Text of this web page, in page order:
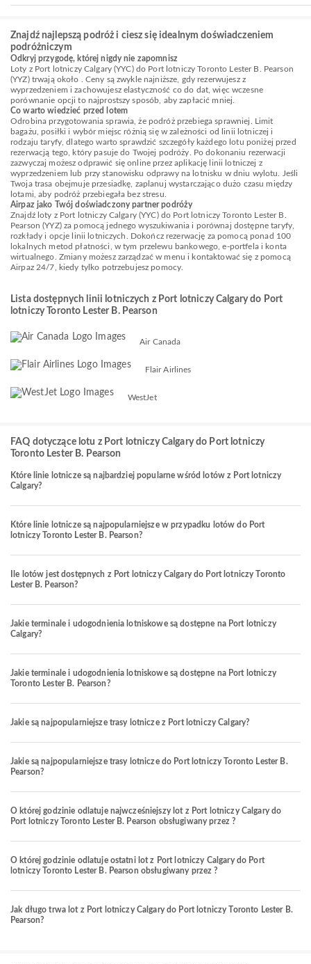
Znajdź najlepszą podróż i ciesz się idealnym doświadczeniem
podróżniczym
Odkryj przygodę, której nigdy nie zapomnisz
Loty z Port lotniczy Calgary (YYC) do Port lotniczy Toronto Lester B. Pearson
(YYZ) trwają około . Ceny są zwykle najniższe, gdy rezerwujesz z
wyprzedzeniem i zachowujesz elastyczność co do dat, więc wczesne
porównanie opcji to najprostszy sposób, aby zapłacić mniej.
Co warto wiedzieć przed lotem
Odrobina przygotowania sprawia, że podróż przebiega sprawniej. Limit
bagażu, posiłki i wybór miejsc różnią się w zależności od linii lotniczej i
rodzaju taryfy, dlatego warto sprawdzić szczegóły każdego lotu poniżej przed
rezerwacją tego, który pasuje do Twojej podróży. Po dokonaniu rezerwacji
zazwyczaj możesz odprawić się online przez aplikację linii lotniczej z
wyprzedzeniem lub przy stanowisku odprawy na lotnisku w dniu wylotu. Jeśli
Twoja trasa obejmuje przesiadkę, zaplanuj wystarczająco dużo czasu między
lotami, aby podróż przebiegała bez stresu.
Airpaz jako Twój doświadczony partner podróży
Znajdź loty z Port lotniczy Calgary (YYC) do Port lotniczy Toronto Lester B.
Pearson (YYZ) za pomocą jednego wyszukiwania i porównaj dostępne taryfy,
rozkłady i opcje linii lotniczych. Dokończ rezerwację za pomocą ponad 100
lokalnych metod płatności, w tym przelewu bankowego, e-portfela i konta
wirtualnego. Zmiany możesz zarządzać w menu i kontaktować się z pomocą
Airpaz 24/7, kiedy tylko potrzebujesz pomocy.
Lista dostępnych linii lotniczych z Port lotniczy Calgary do Port
lotniczy Toronto Lester B. Pearson
Air Canada
Flair Airlines
WestJet
FAQ dotyczące lotu z Port lotniczy Calgary do Port lotniczy
Toronto Lester B. Pearson
Które linie lotnicze są najbardziej popularne wśród lotów z Port lotniczy
Calgary?
Które linie lotnicze są najpopularniejsze w przypadku lotów do Port
lotniczy Toronto Lester B. Pearson?
Ile lotów jest dostępnych z Port lotniczy Calgary do Port lotniczy Toronto
Lester B. Pearson?
Jakie terminale i udogodnienia lotniskowe są dostępne na Port lotniczy
Calgary?
Jakie terminale i udogodnienia lotniskowe są dostępne na Port lotniczy
Toronto Lester B. Pearson?
Jakie są najpopularniejsze trasy lotnicze z Port lotniczy Calgary?
Jakie są najpopularniejsze trasy lotnicze do Port lotniczy Toronto Lester B.
Pearson?
O której godzinie odlatuje najwcześniejszy lot z Port lotniczy Calgary do
Port lotniczy Toronto Lester B. Pearson obsługiwany przez ?
O której godzinie odlatuje ostatni lot z Port lotniczy Calgary do Port
lotniczy Toronto Lester B. Pearson obsługiwany przez ?
Jak długo trwa lot z Port lotniczy Calgary do Port lotniczy Toronto Lester B.
Pearson?